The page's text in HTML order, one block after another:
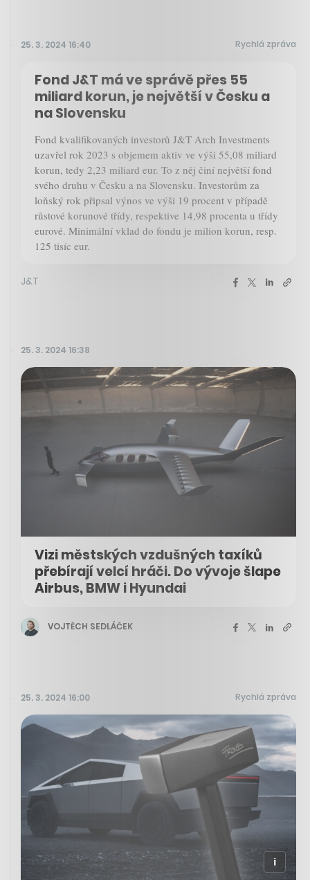
25. 3. 2024 16:40 Rychlá zpráva
Fond J&T má ve správě přes 55
miliard korun, je největší v Česku a
na Slovensku
Fond kvalifikovaných investorů J&T Arch Investments
uzavřel rok 2023 s objemem aktiv ve výši 55,08 miliard
korun, tedy 2,23 miliard eur. To z něj činí největší fond
svého druhu v Česku a na Slovensku. Investorům za
loňský rok připsal výnos ve výši 19 procent v případě
růstové korunové třídy, respektive 14,98 procenta u třídy
eurové. Minimální vklad do fondu je milion korun, resp.
125 tisíc eur.
J&T
25. 3. 2024 16:38
Vizi městských vzdušných taxíků
přebírají velcí hráči. Do vývoje šlape
Airbus, BMW i Hyundai
VOJTĚCH SEDLÁČEK
25. 3. 2024 16:00 Rychlá zpráva